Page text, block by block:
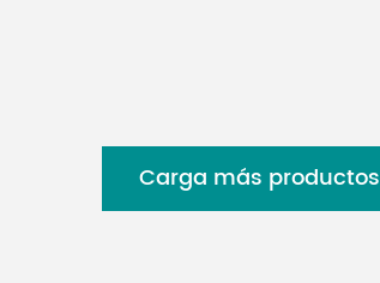
Carga más productos